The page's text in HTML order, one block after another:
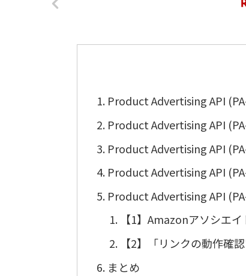
Product Advertising API
Product Advertising API
Product Advertising API
Product Advertising API
Product Advertising API
【1】Amazonアソシエ
【2】「リンクの動作確
まとめ